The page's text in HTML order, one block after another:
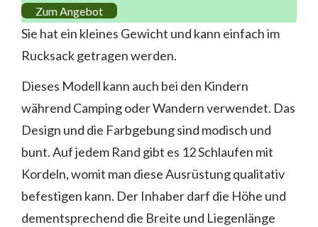
Zum Angebot
Sie hat ein kleines Gewicht und kann einfach im
Rucksack getragen werden.
Dieses Modell kann auch bei den Kindern
während Camping oder Wandern verwendet. Das
Design und die Farbgebung sind modisch und
bunt. Auf jedem Rand gibt es 12 Schlaufen mit
Kordeln, womit man diese Ausrüstung qualitativ
befestigen kann. Der Inhaber darf die Höhe und
dementsprechend die Breite und Liegenlänge